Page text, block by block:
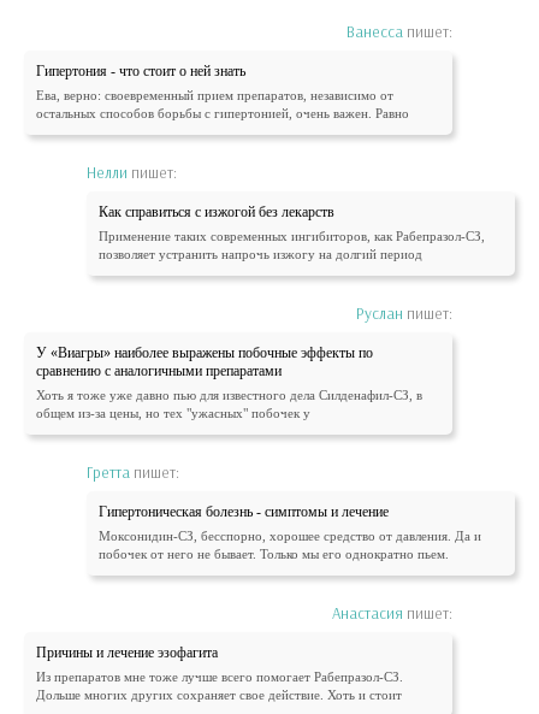
Ванесса пишет:
Гипертония - что стоит о ней знать
Ева, верно: своевременный прием препаратов, независимо от
остальных способов борьбы с гипертонией, очень важен. Равно
Нелли пишет:
Как справиться с изжогой без лекарств
Применение таких современных ингибиторов, как Рабепразол-СЗ,
позволяет устранить напрочь изжогу на долгий период
Руслан пишет:
У «Виагры» наиболее выражены побочные эффекты по
сравнению с аналогичными препаратами
Хоть я тоже уже давно пью для известного дела Силденафил-СЗ, в
общем из-за цены, но тех "ужасных" побочек у
Гретта пишет:
Гипертоническая болезнь - симптомы и лечение
Моксонидин-СЗ, бесспорно, хорошее средство от давления. Да и
побочек от него не бывает. Только мы его однократно пьем.
Анастасия пишет:
Причины и лечение эзофагита
Из препаратов мне тоже лучше всего помогает Рабепразол-СЗ.
Дольше многих других сохраняет свое действие. Хоть и стоит